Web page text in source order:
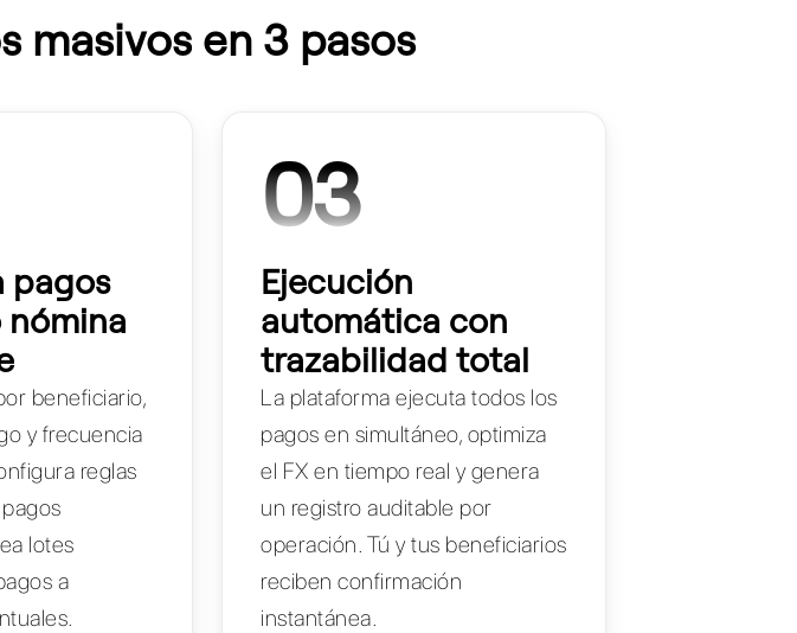
masivos en 3 pasos
pagos
nómina
beneficiario,
y frecuencia
reglas
lotes
a
03
Ejecución
automática con
trazabilidad total
La plataforma ejecuta todos los
pagos en simultáneo, optimiza
el FX en tiempo real y genera
un registro auditable por
operación. Tú y tus beneficiarios
reciben confirmación
instantánea.